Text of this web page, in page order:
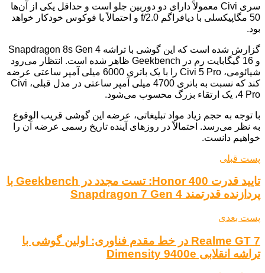
سری Civi معمولاً دارای دو دوربین جلو است و حداقل یکی از آن‌ها
50 مگاپیکسلی با دیافراگم f/2.0 و احتمالاً با فوکوس خودکار خواهد
بود.
گزارش شده است که این گوشی با تراشه Snapdragon 8s Gen 4
و 16 گیگابایت رم در Geekbench ظاهر شده است. انتظار می‌رود
شیائومی، Civi 5 Pro را با یک باتری 6000 میلی آمپر ساعتی عرضه
کند که نسبت به باتری 4700 میلی آمپر ساعتی در مدل قبلی، Civi
4 Pro، یک ارتقاء بزرگ محسوب می‌شود.
با توجه به حجم زیاد مواد تبلیغاتی، عرضه این گوشی قریب الوقوع
به نظر می‌رسد. احتمالاً در روزهای آینده تاریخ رسمی عرضه آن را
خواهیم دانست.
پست قبلی
تایید قدرت Honor 400: تست مجدد در Geekbench با
پردازنده قدرتمند Snapdragon 7 Gen 4
پست بعدی
Realme GT 7 در خط مقدم فناوری: اولین گوشی با
تراشه انقلابی Dimensity 9400e